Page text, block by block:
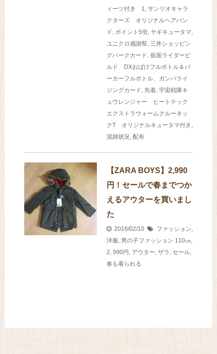
ィーツ付き 1, サンリオキャラ
クターズ オリジナルヘアバン
ド, ポイント5倍, ヤギキュータマ,
ユニクロ感謝祭, 三井ショッピン
グパークカード, 仮面ライダービ
ルド DXおばけフルボトル＆パ
ーカーフルボトル、ガンバライ
ジングカード, 先着, 宇宙戦隊キ
ュウレンジャー ヒートテック
エクストラウォームクルーネッ
クT オリジナルキュータマ付き ,
混雑状況, 配布
【ZARA BOYS】2,990
円！セールで春までつか
えるアウターを買いまし
た
2016/02/10 ファッション,
洋服, 男の子ファッション 110㎝,
2, 990円 , アウター, ザラ , セール,
春も着られる